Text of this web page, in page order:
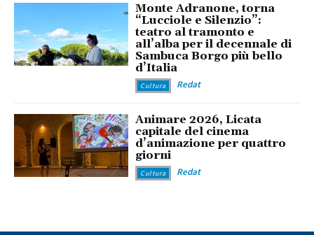
Monte Adranone, torna
“Lucciole e Silenzio”:
teatro al tramonto e
all’alba per il decennale di
Sambuca Borgo più bello
d’Italia
Cultura Redat
Animare 2026, Licata
capitale del cinema
d’animazione per quattro
giorni
Cultura Redat